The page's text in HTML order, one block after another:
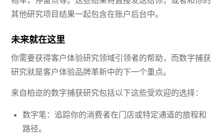
其他研究项目结果一起包含在账户后台中。
未来就在这里
你需要获得客户体验研究领域引领者的帮助，而数字捕获
研究就是客户体验品牌革新中的下一个重点。
来自柏迩的数字捕获研究包括以下这些受欢迎的选择：
数字笔：追踪你的消费者在门店或特定通道的旅程和
路径。